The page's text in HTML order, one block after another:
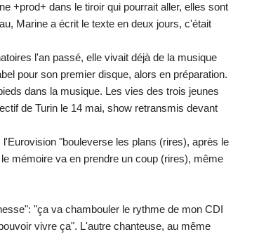
+prod+ dans le tiroir qui pourrait aller, elles sont
Marine a écrit le texte en deux jours, c'était
l'an passé, elle vivait déjà de la musique
pour son premier disque, alors en préparation.
dans la musique. Les vies des trois jeunes
de Turin le 14 mai, show retransmis devant
"bouleverse les plans (rires), après le
mémoire va en prendre un coup (rires), même
"ça va chambouler le rythme de mon CDI
vivre ça". L'autre chanteuse, au même